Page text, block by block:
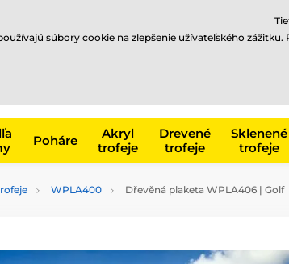
Poháre
Akryl
trofeje
Drevené
trofeje
Sklenené
trofeje
WPLA400 Dřevěná plaketa WPLA406 | Golf
súbory cookie na zlepšenie užívateľského